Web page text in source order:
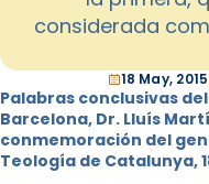
considerada
18 May, 2015
Palabras conclusivas
Barcelona, Dr. Lluís
conmemoración del
Teología de Catalunya,